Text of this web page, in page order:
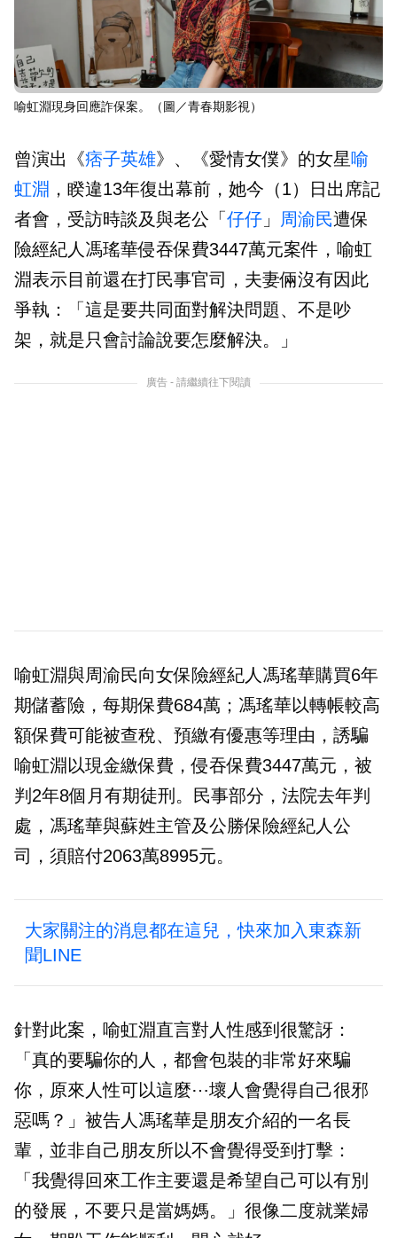
喻虹淵現身回應詐保案。（圖／青春期影視）
曾演出《痞子英雄》、《愛情女僕》的女星喻
虹淵 ，睽違13年復出幕前，她今（1）日出席記
者會，受訪時談及與老公「 仔仔 」 周渝民遭保
險經紀人馮瑤華侵吞保費3447萬元案件，喻虹
淵表示目前還在打民事官司，夫妻倆沒有因此
爭執：「這是要共同面對解決問題、不是吵
架，就是只會討論說要怎麼解決。」
廣告 - 請繼續往下閱讀
喻虹淵與周渝民向女保險經紀人馮瑤華購買6年
期儲蓄險，每期保費684萬；馮瑤華以轉帳較高
額保費可能被查稅、預繳有優惠等理由，誘騙
喻虹淵以現金繳保費，侵吞保費3447萬元，被
判2年8個月有期徒刑。民事部分，法院去年判
處，馮瑤華與蘇姓主管及公勝保險經紀人公
司，須賠付2063萬8995元。
大家關注的消息都在這兒，快來加入東森新
聞LINE
針對此案，喻虹淵直言對人性感到很驚訝：
「真的要騙你的人，都會包裝的非常好來騙
你，原來人性可以這麼⋯壞人會覺得自己很邪
惡嗎？」被告人馮瑤華是朋友介紹的一名長
輩，並非自己朋友所以不會覺得受到打擊：
「我覺得回來工作主要還是希望自己可以有別
的發展，不要只是當媽媽。」很像二度就業婦